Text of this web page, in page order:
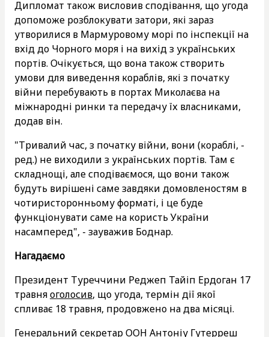
Дипломат також висловив сподівання, що угода
допоможе розблокувати затори, які зараз
утворилися в Мармуровому морі по інспекції на
вхід до Чорного моря і на вихід з українських
портів. Очікується, що вона також створить
умови для виведення кораблів, які з початку
війни перебувають в портах Миколаєва на
міжнародні ринки та передачу їх власниками,
додав він.
"Тривалий час, з початку війни, вони (кораблі, -
ред.) не виходили з українських портів. Там є
складнощі, але сподіваємося, що вони також
будуть вирішені саме завдяки домовленостям в
чотиристоронньому форматі, і це буде
функціонувати саме на користь України
насамперед", - зауважив Боднар.
Нагадаємо
Президент Туреччини Реджеп Тайіп Ердоган 17
травняоголосив, що угода, термін дії якої
спливає 18 травня, продовжено на два місяці.
Генеральний секретар ООН Антоніу Гутерреш